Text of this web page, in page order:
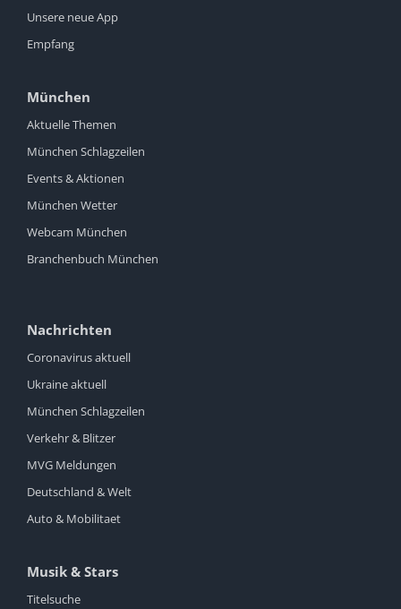
Unsere neue App
Empfang
München
Aktuelle Themen
München Schlagzeilen
Events & Aktionen
München Wetter
Webcam München
Branchenbuch München
Nachrichten
Coronavirus aktuell
Ukraine aktuell
München Schlagzeilen
Verkehr & Blitzer
MVG Meldungen
Deutschland & Welt
Auto & Mobilitaet
Musik & Stars
Titelsuche